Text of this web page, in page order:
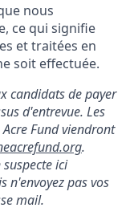
nous
ce qui signifie
et traitées en
soit effectuée.
candidats de payer
d'entrevue. Les
Fund viendront
.
ici
n'envoyez pas vos
mail.